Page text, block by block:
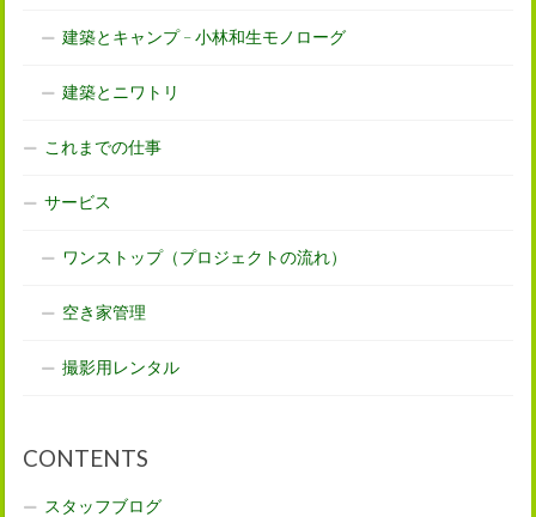
建築とキャンプ – 小林和生モノローグ
建築とニワトリ
これまでの仕事
サービス
ワンストップ（プロジェクトの流れ）
空き家管理
撮影用レンタル
CONTENTS
スタッフブログ